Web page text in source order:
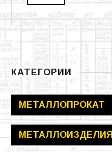
КАТЕГОРИИ
МЕТАЛЛОПРОКАТ
МЕТАЛЛОИЗДЕЛИЯ